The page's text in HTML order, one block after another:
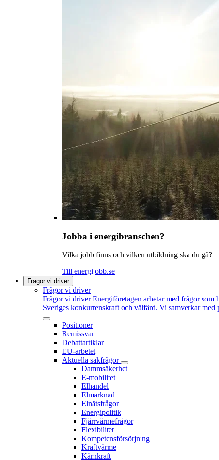
Jobba i energibranschen?
Vilka jobb finns och vilken utbildning ska du gå?
Till energijobb.se
Frågor vi driver
Frågor vi driver
Frågor vi driver Energiföretagen arbetar med frågor
Sveriges konkurrenskraft och välfärd. Vi samverkar
Positioner
Remissvar
Debattartiklar
EU-arbetet
Aktuella sakfrågor
Dammsäkerhet
E-mobilitet
Elhandel
Elmarknad
Elnätsfrågor
Energipolitik
Fjärrvärmefrågor
Flexibilitet
Kompetensförsörjning
Kraftvärme
Kärnkraft